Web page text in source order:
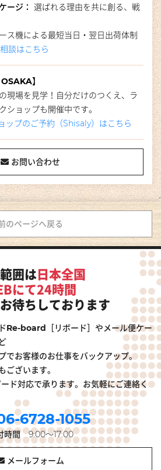
ージ： 選ばれる理由を共に創る、戦
ス機による最短当日・翌日出荷体制
談はこちら
】
現場を見学！自分だけのつくえ、ラ
ショップも開催中です。
ップのご予約（Shisaly）はこちら
お問い合わせ
のページへ戻る
囲は日本全国
にて24時間
待ちしております
Re-board［リボード］やメール便ケー
でお客様のお仕事をバックアップ。
ございます。
ド対応で承ります。お気軽にご連絡く
6728-1055
時間9:00～17:00
メールフォーム